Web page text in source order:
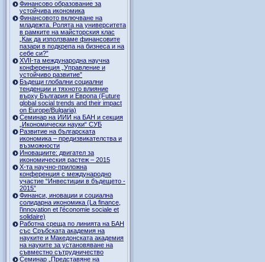
Финансово образование за
устойчива икономика
Финансовото включване на
младежта. Ролята на университета
в рамките на майсторския клас
„Как да използваме финансовите
пазари в подкрепа на бизнеса и на
себе си?”
XVII-та международна научна
конференция „Управление и
устойчиво развитие”
Бъдещи глобални социални
тенденции и тяхното влияние
върху България и Европа (Future
global social trends and their impact
on Europe/Bulgaria)
Семинар на ИИИ на БАН и секция
„Икономически науки“ СУБ
Развитие на българската
икономика – предизвикателства и
възможности
Иновациите: двигател за
икономическия растеж – 2015
Х-та научно-приложна
конференция с международно
участие “Инвестиции в бъдещето -
2015”
Финанси, иновации и социална
солидарна икономика (La finance,
l’innovation et l’économie sociale et
solidaire)
Работна среща по линията на БАН
със Сръбската академия на
науките и Македонската академия
на науките за установяване на
съвместно сътрудничество
Семинар „Представяне на